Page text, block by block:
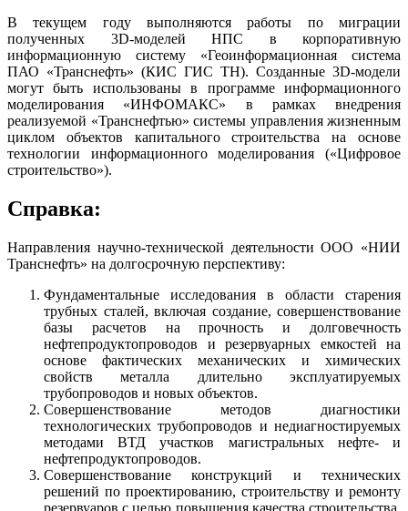
В текущем году выполняются работы по миграции
полученных 3D-моделей НПС в корпоративную
информационную систему «Геоинформационная система
ПАО «Транснефть» (КИС ГИС ТН). Созданные 3D-модели
могут быть использованы в программе информационного
моделирования «ИНФОМАКС» в рамках внедрения
реализуемой «Транснефтью» системы управления жизненным
циклом объектов капитального строительства на основе
технологии информационного моделирования («Цифровое
строительство»).
Справка:
Направления научно-технической деятельности ООО «НИИ
Транснефть» на долгосрочную перспективу:
Фундаментальные исследования в области старения
трубных сталей, включая создание, совершенствование
базы расчетов на прочность и долговечность
нефтепродуктопроводов и резервуарных емкостей на
основе фактических механических и химических
свойств металла длительно эксплуатируемых
трубопроводов и новых объектов.
Совершенствование методов диагностики
технологических трубопроводов и недиагностируемых
методами ВТД участков магистральных нефте- и
нефтепродуктопроводов.
Совершенствование конструкций и технических
решений по проектированию, строительству и ремонту
резервуаров с целью повышения качества строительства,